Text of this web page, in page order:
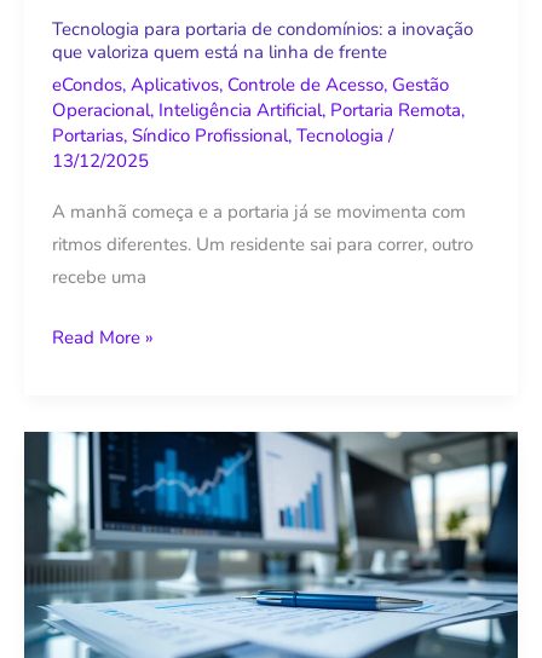
Tecnologia para portaria de condomínios: a inovação
que valoriza quem está na linha de frente
eCondos, Aplicativos, Controle de Acesso, Gestão
Operacional, Inteligência Artificial, Portaria Remota,
Portarias, Síndico Profissional, Tecnologia /
13/12/2025
A manhã começa e a portaria já se movimenta com
ritmos diferentes. Um residente sai para correr, outro
recebe uma
valoriza
quem
está
na
linha
frente
Read More »
Dados
na
gestão
dos
condomínios:
como
transformar